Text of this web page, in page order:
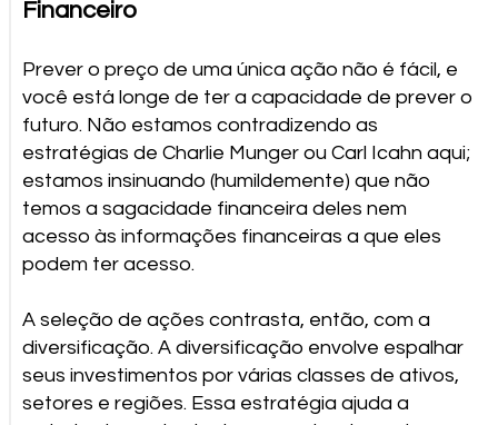
Financeiro
Prever o preço de uma única ação não é fácil, e
você está longe de ter a capacidade de prever o
futuro. Não estamos contradizendo as
estratégias de Charlie Munger ou Carl Icahn aqui;
estamos insinuando (humildemente) que não
temos a sagacidade financeira deles nem
acesso às informações financeiras a que eles
podem ter acesso.
A seleção de ações contrasta, então, com a
diversificação. A diversificação envolve espalhar
seus investimentos por várias classes de ativos,
setores e regiões. Essa estratégia ajuda a